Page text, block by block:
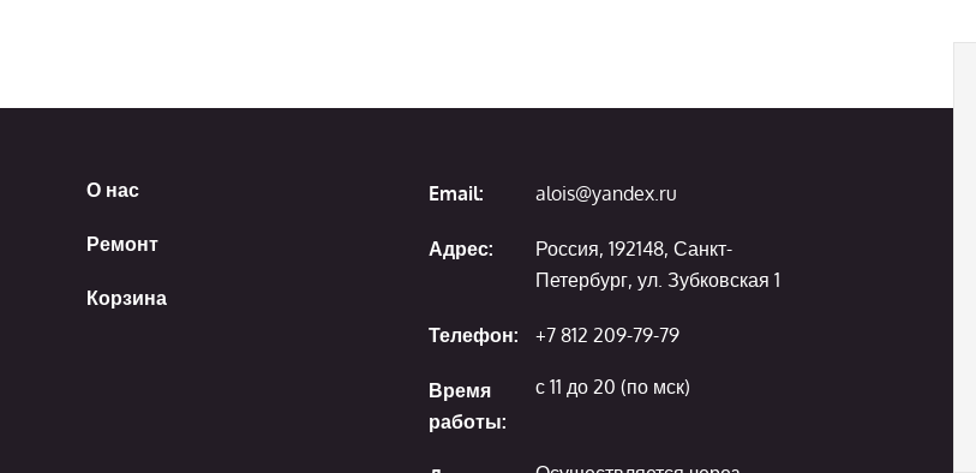
О нас
Ремонт
Корзина
Email: alois@yandex.ru
Адрес:
Россия, 192148, Санкт-
Петербург, ул. Зубковская 1
Телефон: +7 812 209-79-79
Время
работы:
с 11 до 20 (по мск)